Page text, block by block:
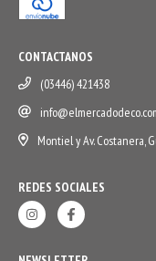
CONTACTANOS
(03446) 421438
Montiel y Av. Costanera,
REDES SOCIALES